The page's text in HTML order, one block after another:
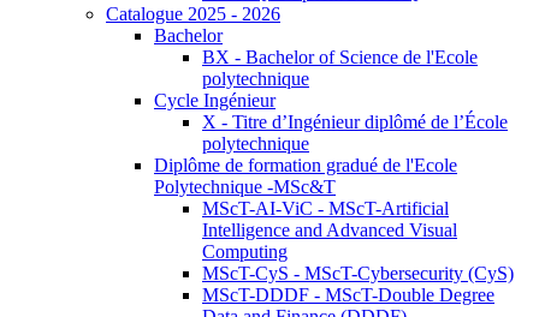
Catalogue 2025 - 2026
Bachelor
BX - Bachelor of Science de l'Ecole
polytechnique
Cycle Ingénieur
X - Titre d’Ingénieur diplômé de l’École
polytechnique
Diplôme de formation gradué de l'Ecole
Polytechnique -MSc&T
MScT-AI-ViC - MScT-Artificial
Intelligence and Advanced Visual
Computing
MScT-CyS - MScT-Cybersecurity (CyS)
MScT-DDDF - MScT-Double Degree